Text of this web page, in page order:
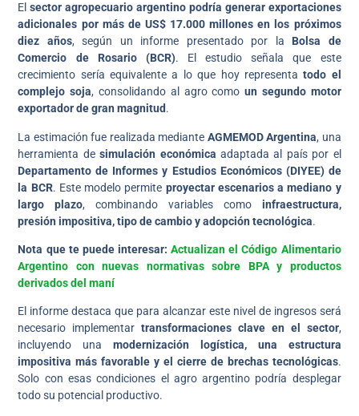
Elsector agropecuario argentino podría generar exportaciones
adicionales por más de US$ 17.000 millones en los próximos
diez años, según un informe presentado por la Bolsa de
Comercio de Rosario (BCR). El estudio señala que este
crecimiento sería equivalente a lo que hoy representatodo el
complejo soja, consolidando al agro comoun segundo motor
exportador de gran magnitud.
La estimación fue realizada mediante AGMEMOD Argentina, una
herramienta desimulación económica adaptada al país por el
Departamento de Informes y Estudios Económicos (DIYEE) de
la BCR. Este modelo permite proyectar escenarios a mediano y
largo plazo, combinando variables como infraestructura,
presión impositiva, tipo de cambio y adopción tecnológica.
Nota que te puede interesar: Actualizan el Código Alimentario
Argentino con nuevas normativas sobre BPA y productos
derivados del maní
El informe destaca que para alcanzar este nivel de ingresos será
necesario implementartransformaciones clave en el sector,
incluyendo unamodernización logística, una estructura
impositiva más favorable y el cierre de brechas tecnológicas.
Solo con esas condiciones el agro argentino podría desplegar
todo su potencial productivo.